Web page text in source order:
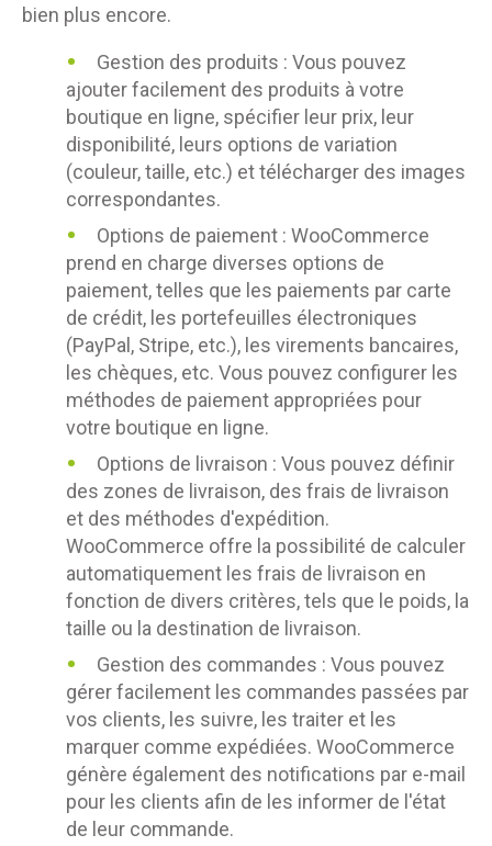
bien plus encore.
Gestion des produits : Vous pouvez
ajouter facilement des produits à votre
boutique en ligne, spécifier leur prix, leur
disponibilité, leurs options de variation
(couleur, taille, etc.) et télécharger des images
correspondantes.
Options de paiement : WooCommerce
prend en charge diverses options de
paiement, telles que les paiements par carte
de crédit, les portefeuilles électroniques
(PayPal, Stripe, etc.), les virements bancaires,
les chèques, etc. Vous pouvez configurer les
méthodes de paiement appropriées pour
votre boutique en ligne.
Options de livraison : Vous pouvez définir
des zones de livraison, des frais de livraison
et des méthodes d'expédition.
WooCommerce offre la possibilité de calculer
automatiquement les frais de livraison en
fonction de divers critères, tels que le poids, la
taille ou la destination de livraison.
Gestion des commandes : Vous pouvez
gérer facilement les commandes passées par
vos clients, les suivre, les traiter et les
marquer comme expédiées. WooCommerce
génère également des notifications par e-mail
pour les clients afin de les informer de l'état
de leur commande.